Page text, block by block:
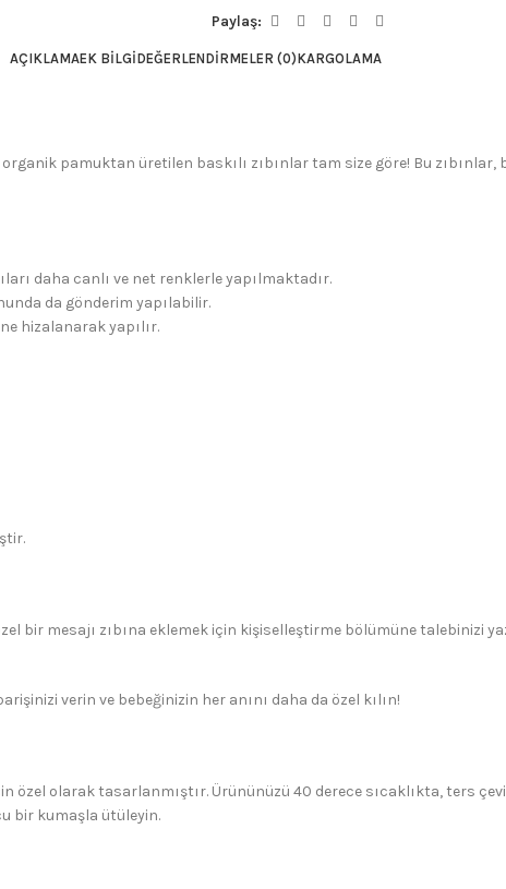
Paylaş:
AÇIKLAMAEK BILGIDEĞERLENDIRMELER (0)KARGOLAMA
pamuktan üretilen baskılı zıbınlar tam size göre! Bu
daha canlı ve net renklerle yapılmaktadır.
da gönderim yapılabilir.
hizalanarak yapılır.
bir mesajı zıbına eklemek için kişiselleştirme bölümüne talebinizi
verin ve bebeğinizin her anını daha da özel kılın!
özel olarak tasarlanmıştır. Ürününüzü 40 derece sıcaklıkta, ters
bir kumaşla ütüleyin.